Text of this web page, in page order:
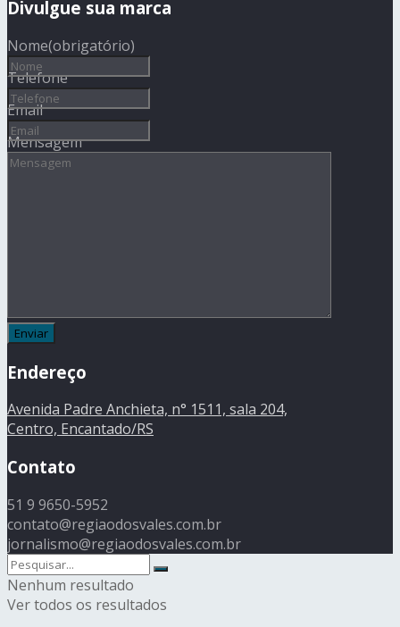
Divulgue sua marca
Nome(obrigatório)
Telefone
Email
Mensagem
Endereço
Avenida Padre Anchieta, n° 1511, sala 204,
Centro, Encantado/RS
Contato
51 9 9650-5952
contato@regiaodosvales.com.br
jornalismo@regiaodosvales.com.br
Nenhum resultado
Ver todos os resultados